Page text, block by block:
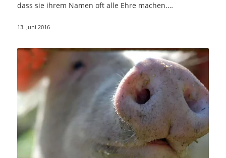
dass sie ihrem Namen oft alle Ehre machen.…
13. Juni 2016